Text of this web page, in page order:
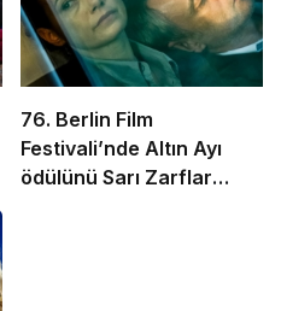
76. Berlin Film
Festivali’nde Altın Ayı
ödülünü Sarı Zarflar